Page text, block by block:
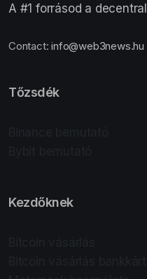
A #1 forrásod a
Contact:info@web3news.hu
Tőzsdék
Kezdőknek